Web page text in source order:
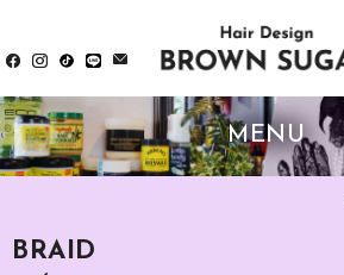
MENU
BRAID